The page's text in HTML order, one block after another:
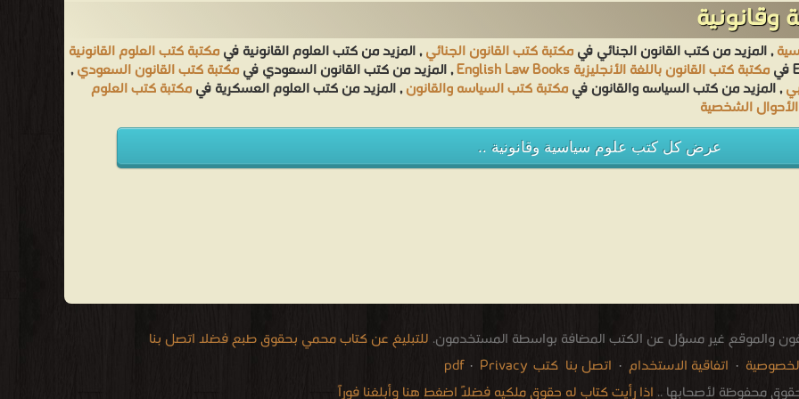
, المزيد من كتب القانون الجنائي فيمكتبة كتب القانون الجنائي, المزيد من كتب العلوم القانونية فيمكتبة كتب العلوم القانونية
مكتبة كتب القانون باللغة الأنجليزية English Law Books , المزيد من كتب القانون السعودي فيمكتبة كتب القانون السعودي,
, المزيد من كتب السياسه والقانون فيمكتبة كتب السياسه والقانون, المزيد من كتب العلوم العسكرية فيمكتبة كتب العلوم
الشخصية
عرض كل كتب علوم سياسية وقانونية ..
والموقع غير مسؤل عن الكتب المضافة بواسطة المستخدمون. للتبليغ عن كتاب محمي بحقوق طبع فضلا اتصل بنا
· اتفاقية الاستخدام · اتصل بنا كتب pdf · Privacy
محفوظة لأصحابها .. اذا رأيت كتاب له حقوق ملكيه فضلاً اضغط هنا وأبلغنا فوراً